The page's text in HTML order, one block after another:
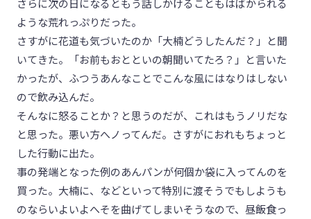
ような荒れっぷりだった。
さすがに花道も気づいたのか「大楠どうしたんだ？」と聞
いてきた。「お前もおとといの朝聞いてたろ？」と言いた
かったが、ふつうあんなことでこんな風にはなりはしない
ので飲み込んだ。
そんなに怒ることか？と思うのだが、これはもうノリだな
と思った。悪い方へノってんだ。さすがにおれもちょっと
した行動に出た。
事の発端となった例のあんパンが何個か袋に入ってんのを
買った。大楠に、などといって特別に渡そうでもしようも
のならいよいよへそを曲げてしまいそうなので、昼飯食っ